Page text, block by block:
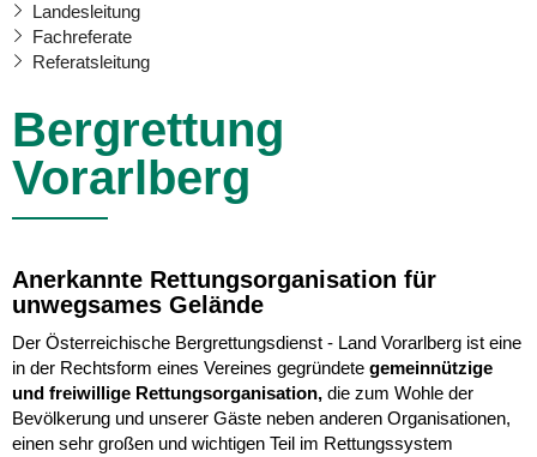
Landesleitung
Fachreferate
Referatsleitung
Bergrettung
Vorarlberg
Anerkannte Rettungsorganisation für
unwegsames Gelände
Der Österreichische Bergrettungsdienst - Land Vorarlberg ist eine
in der Rechtsform eines Vereines gegründete gemeinnützige
und freiwillige Rettungsorganisation, die zum Wohle der
Bevölkerung und unserer Gäste neben anderen Organisationen,
einen sehr großen und wichtigen Teil im Rettungssystem